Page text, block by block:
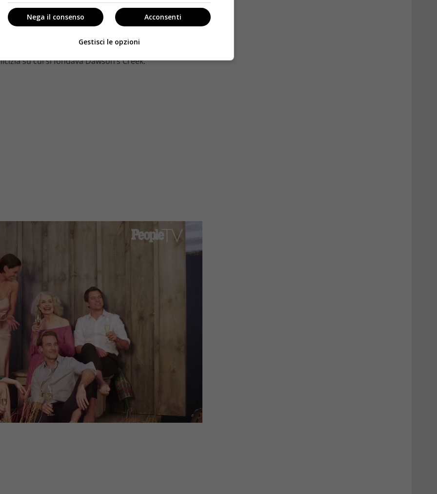
sogni si siano realizzati.Ma penso siano poi andati in
davvero l’amore, e ora sia sul punto di cambiare
un senso”. La reunion del cast dopo venti anni
caos il mondo dei social e gli stessi fan che,
lo stupore e l’ansia per il futuro, con uno sguardo
su cui si fondava Dawson’s Creek.
Acconsenti
Nega il consenso
Gestisci le opzioni